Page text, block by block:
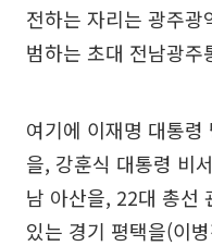
전하는 자리는 광주
범하는 초대 전남광주
여기에 이재명 대통
을, 강훈식 대통령 비
남 아산을, 22대 총선
있는 경기 평택을(이